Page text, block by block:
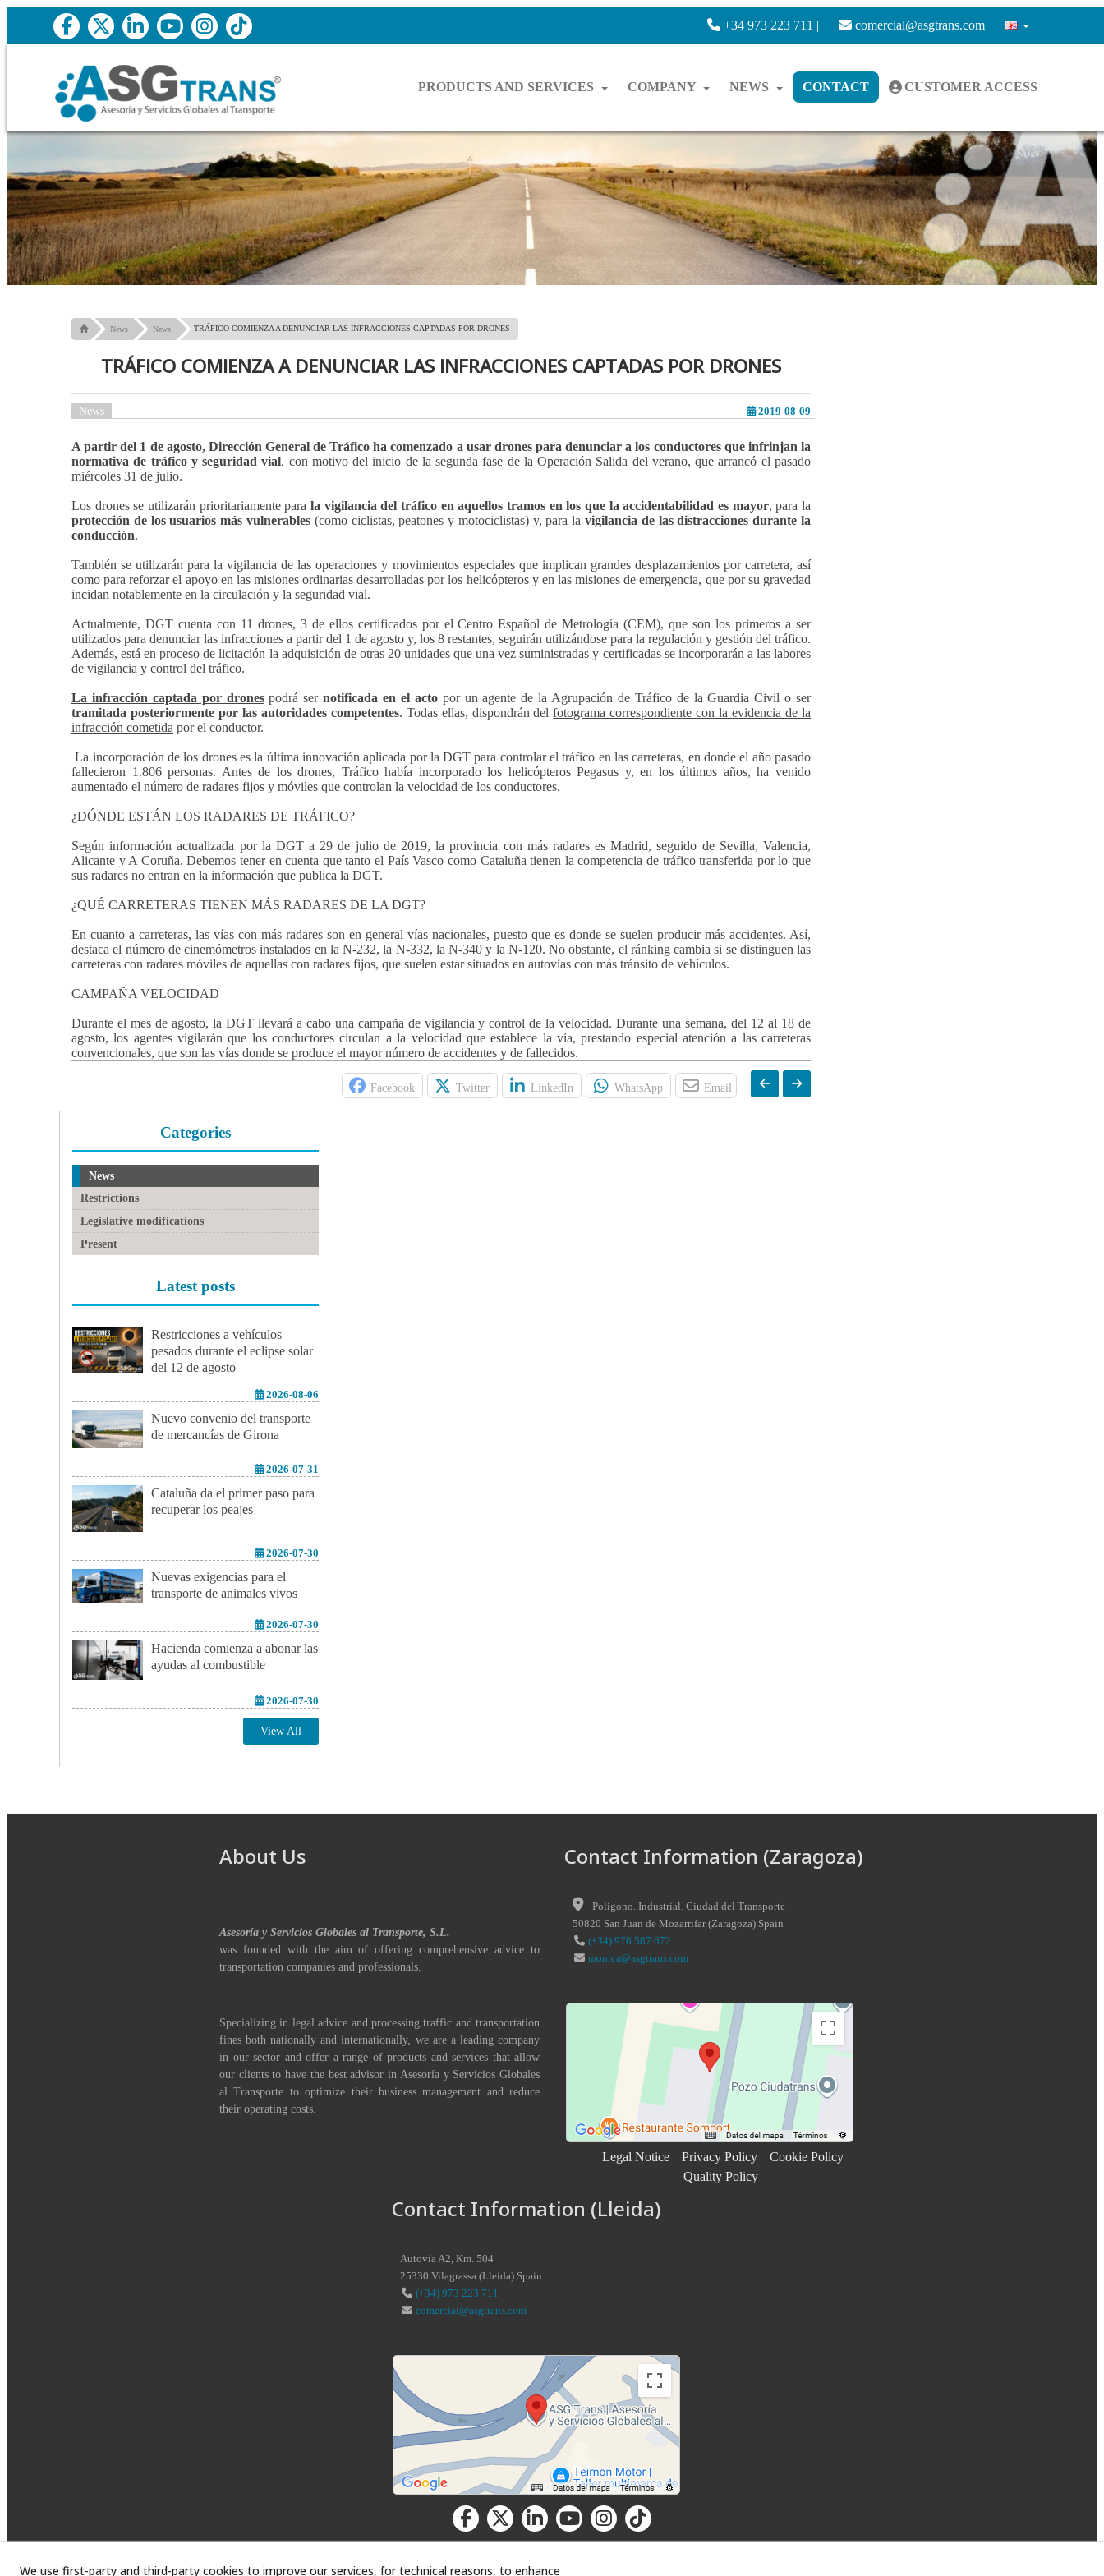
+34 973 223 711 | comercial@asgtrans.com
PRODUCTS AND SERVICES COMPANY NEWS CONTACT CUSTOMER ACCESS
News News TRÁFICO COMIENZA A DENUNCIAR LAS INFRACCIONES CAPTADAS POR DRONES
TRÁFICO COMIENZA A DENUNCIAR LAS INFRACCIONES CAPTADAS POR DRONES
News 2019-08-09
A partir del 1 de agosto, Dirección General de Tráfico ha comenzado a usar drones para denunciar a los conductores que infrinjan la
normativa de tráfico y seguridad vial, con motivo del inicio de la segunda fase de la Operación Salida del verano, que arrancó el pasado
miércoles 31 de julio.
Los drones se utilizarán prioritariamente para la vigilancia del tráfico en aquellos tramos en los que la accidentabilidad es mayor, para la
protección de los usuarios más vulnerables(como ciclistas, peatones y motociclistas) y, para lavigilancia de las distracciones durante la
conducción.
También se utilizarán para la vigilancia de las operaciones y movimientos especiales que implican grandes desplazamientos por carretera, así
como para reforzar el apoyo en las misiones ordinarias desarrolladas por los helicópteros y en las misiones de emergencia, que por su gravedad
incidan notablemente en la circulación y la seguridad vial.
Actualmente, DGT cuenta con 11 drones, 3 de ellos certificados por el Centro Español de Metrología (CEM), que son los primeros a ser
utilizados para denunciar las infracciones a partir del 1 de agosto y, los 8 restantes, seguirán utilizándose para la regulación y gestión del tráfico.
Además, está en proceso de licitación la adquisición de otras 20 unidades que una vez suministradas y certificadas se incorporarán a las labores
de vigilancia y control del tráfico.
La infracción captada por dronespodrá sernotificada en el actopor un agente de la Agrupación de Tráfico de la Guardia Civil o ser
tramitada posteriormente por las autoridades competentes. Todas ellas, dispondrán delfotograma correspondiente con la evidencia de la
infracción cometida por el conductor.
La incorporación de los drones es la última innovación aplicada por la DGT para controlar el tráfico en las carreteras, en donde el año pasado
fallecieron 1.806 personas. Antes de los drones, Tráfico había incorporado los helicópteros Pegasus y, en los últimos años, ha venido
aumentado el número de radares fijos y móviles que controlan la velocidad de los conductores.
¿DÓNDE ESTÁN LOS RADARES DE TRÁFICO?
Según información actualizada por la DGT a 29 de julio de 2019, la provincia con más radares es Madrid, seguido de Sevilla, Valencia,
Alicante y A Coruña. Debemos tener en cuenta que tanto el País Vasco como Cataluña tienen la competencia de tráfico transferida por lo que
sus radares no entran en la información que publica la DGT.
¿QUÉ CARRETERAS TIENEN MÁS RADARES DE LA DGT?
En cuanto a carreteras, las vías con más radares son en general vías nacionales, puesto que es donde se suelen producir más accidentes. Así,
destaca el número de cinemómetros instalados en la N-232, la N-332, la N-340 y la N-120. No obstante, el ránking cambia si se distinguen las
carreteras con radares móviles de aquellas con radares fijos, que suelen estar situados en autovías con más tránsito de vehículos.
CAMPAÑA VELOCIDAD
Durante el mes de agosto, la DGT llevará a cabo una campaña de vigilancia y control de la velocidad. Durante una semana, del 12 al 18 de
agosto, los agentes vigilarán que los conductores circulan a la velocidad que establece la vía, prestando especial atención a las carreteras
convencionales, que son las vías donde se produce el mayor número de accidentes y de fallecidos.
Facebook Twitter LinkedIn WhatsApp Email
Categories
News
Restrictions
Legislative modifications
Present
Latest posts
Restricciones a vehículos
pesados durante el eclipse solar
del 12 de agosto
2026-08-06
Nuevo convenio del transporte
de mercancías de Girona
2026-07-31
Cataluña da el primer paso para
recuperar los peajes
2026-07-30
Nuevas exigencias para el
transporte de animales vivos
2026-07-30
Hacienda comienza a abonar las
ayudas al combustible
2026-07-30
View All
About Us
Asesoría y Servicios Globales al Transporte, S.L.
was founded with the aim of offering comprehensive advice to
transportation companies and professionals.
Specializing in legal advice and processing traffic and transportation
fines both nationally and internationally, we are a leading company
in our sector and offer a range of products and services that allow
our clients to have the best advisor in Asesoría y Servicios Globales
al Transporte to optimize their business management and reduce
their operating costs.
Contact Information (Zaragoza)
Poligono. Industrial. Ciudad del Transporte
50820 San Juan de Mozarrifar(Zaragoza) Spain
(+34) 976 587 672
monica@asgtrans.com
Legal Notice Privacy Policy
Cookie Policy
Quality Policy
Contact Information (Lleida)
Autovía A2, Km. 504
25330 Vilagrassa (Lleida) Spain
(+34) 973 223 711
comercial@asgtrans.com
We use first-party and third-party cookies to improve our services, for technical reasons, to enhance